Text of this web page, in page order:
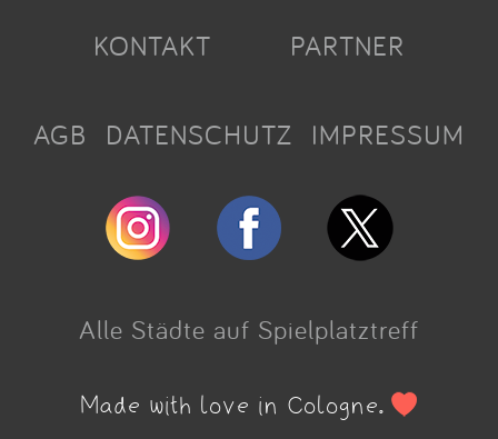
KONTAKT PARTNER
AGB DATENSCHUTZ IMPRESSUM
Alle Städte auf Spielplatztreff
Made with love in Cologne.